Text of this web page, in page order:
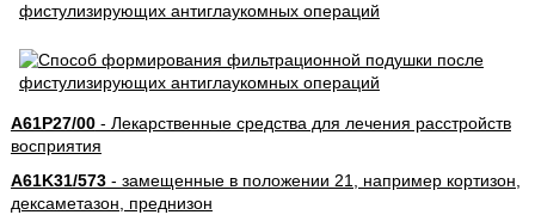
A61P27/00- Лекарственные средства для лечения расстройств
восприятия
A61K31/573- замещенные в положении 21, например кортизон,
дексаметазон, преднизон